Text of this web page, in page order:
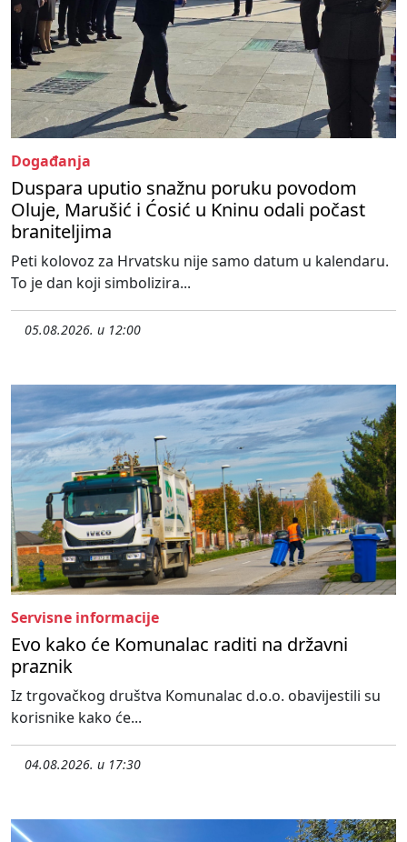
Događanja
Duspara uputio snažnu poruku povodom
Oluje, Marušić i Ćosić u Kninu odali počast
braniteljima
Peti kolovoz za Hrvatsku nije samo datum u kalendaru.
To je dan koji simbolizira...
05.08.2026. u 12:00
Servisne informacije
Evo kako će Komunalac raditi na državni
praznik
Iz trgovačkog društva Komunalac d.o.o. obavijestili su
korisnike kako će...
04.08.2026. u 17:30